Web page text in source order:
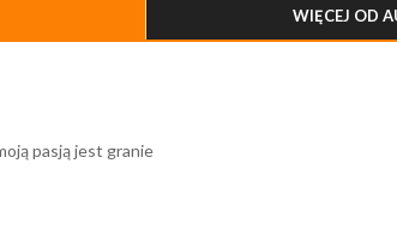
WIĘCEJ OD
pasją jest granie